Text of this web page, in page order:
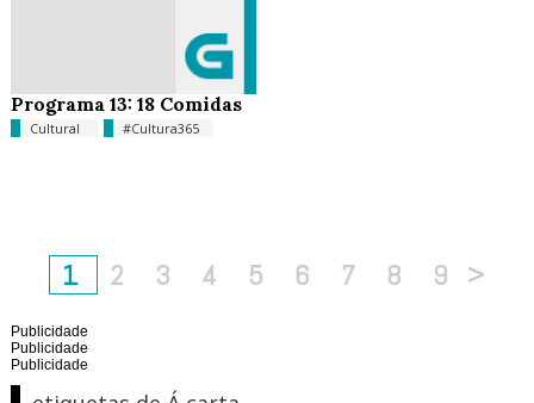
Programa 13: 18 Comidas
Cultural #Cultura365
1 2 3 4 5 6 7 8 9 >
Publicidade
Publicidade
Publicidade